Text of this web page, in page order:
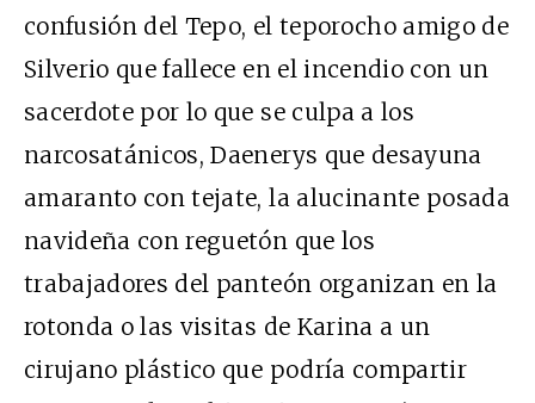
confusión del Tepo, el teporocho amigo de
Silverio que fallece en el incendio con un
sacerdote por lo que se culpa a los
narcosatánicos, Daenerys que desayuna
amaranto con tejate, la alucinante posada
navideña con reguetón que los
trabajadores del panteón organizan en la
rotonda o las visitas de Karina a un
cirujano plástico que podría compartir